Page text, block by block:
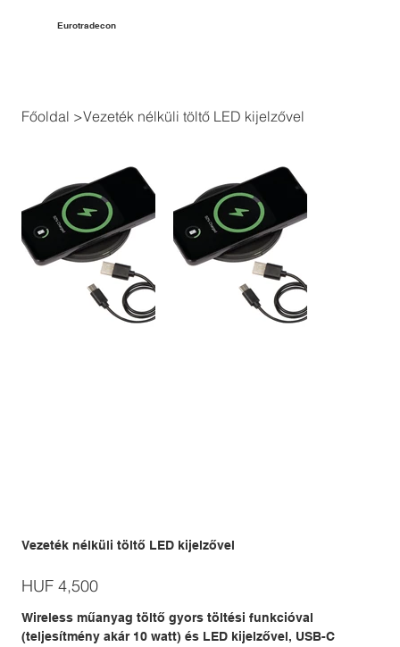
Eurotradecon
Főoldal >Vezeték nélküli töltő LED kijelzővel
Vezeték nélküli töltő LED kijelzővel
Price
HUF 4,500
Wireless műanyag töltő gyors töltési funkcióval
(teljesítmény akár 10 watt) és LED kijelzővel, USB-C